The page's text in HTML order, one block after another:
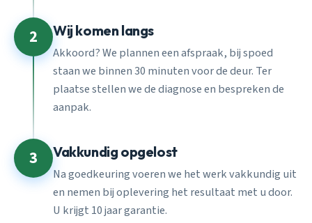
2 Wij komen langs
Akkoord? We plannen een afspraak, bij spoed
staan we binnen 30 minuten voor de deur. Ter
plaatse stellen we de diagnose en bespreken de
aanpak.
3 Vakkundig opgelost
Na goedkeuring voeren we het werk vakkundig uit
en nemen bij oplevering het resultaat met u door.
U krijgt 10 jaar garantie.